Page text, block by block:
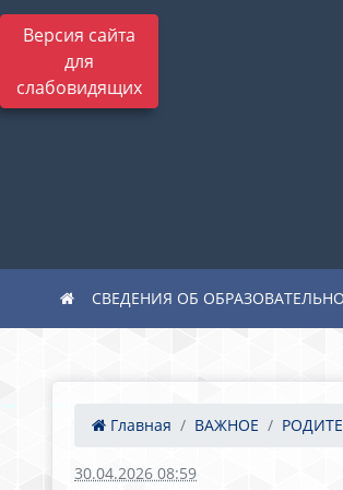
Версия сайта
для
слабовидящих
СВЕДЕНИЯ ОБ
Главная ВАЖНОЕ
30.04.2026 08:59